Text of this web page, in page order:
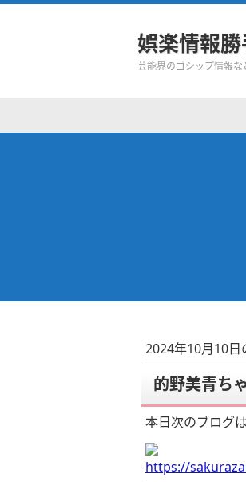
娯楽情報
芸能界のゴシップ情報な
2024年10月10日
的野美青ち
本日次のブログ
https://